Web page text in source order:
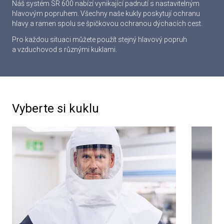
Náš systém SR 600 nabízí vynikající padnutí s nastavitelným
hlavovým popruhem. Všechny naše kukly poskytují ochranu
hlavy a ramen spolu se špičkovou ochranou dýchacích cest.
Pro každou situaci můžete použít stejný hlavový popruh
a vzduchovod s různými kuklami.
Vyberte si kuklu